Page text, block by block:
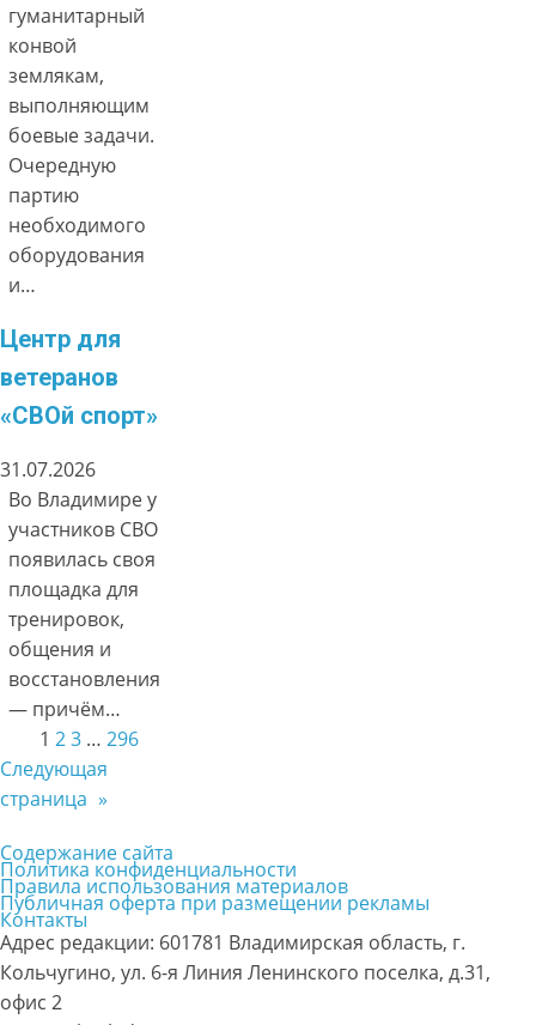
гуманитарный
конвой
землякам,
выполняющим
боевые задачи.
Очередную
партию
необходимого
оборудования
и…
Центр для
ветеранов
«СВОй спорт»
31.07.2026
Во Владимире у
участников СВО
появилась своя
площадка для
тренировок,
общения и
восстановления
— причём…
1 23 … 296
Следующая
страница »
Содержание сайта
Политика конфиденциальности
Правила использования материалов
Публичная оферта при размещении рекламы
Контакты
Адрес редакции: 601781 Владимирская область, г.
Кольчугино, ул. 6-я Линия Ленинского поселка, д.31,
офис 2